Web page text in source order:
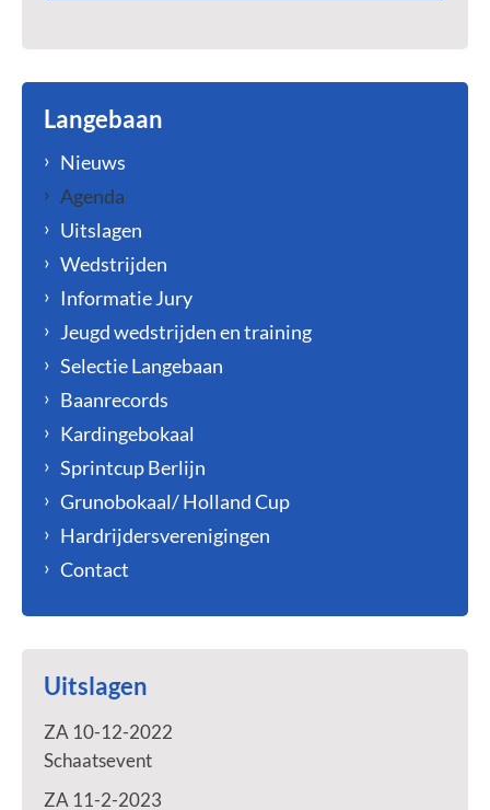
Langebaan
Nieuws
Agenda
Uitslagen
Wedstrijden
Informatie Jury
Jeugd wedstrijden en training
Selectie Langebaan
Baanrecords
Kardingebokaal
Sprintcup Berlijn
Grunobokaal/ Holland Cup
Hardrijdersverenigingen
Contact
Uitslagen
ZA 10-12-2022
Schaatsevent
ZA 11-2-2023